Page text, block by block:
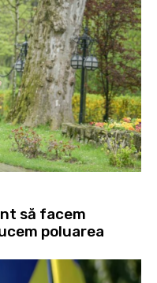
să facem
poluarea